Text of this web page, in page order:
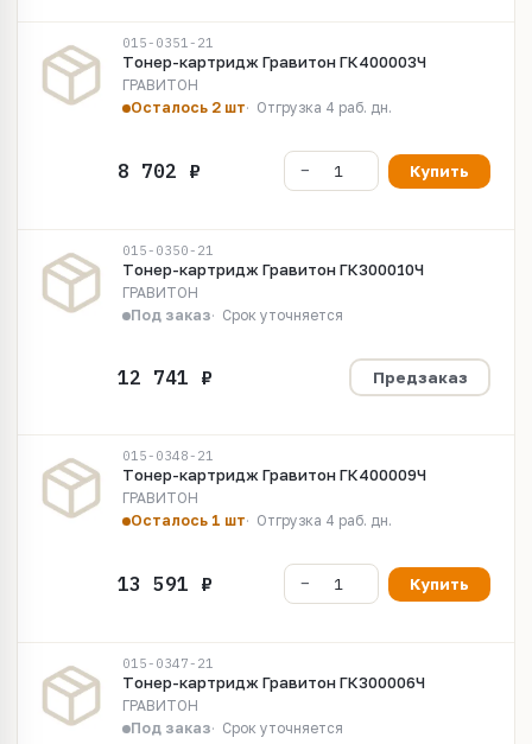
015-0351-21
Тoнep-кapтpидж Гравитон ГК400003Ч
ГРАВИТОН
Осталось 2 шт
Отгрузка 4 раб. дн.
Купить
015-0350-21
Тoнep-кapтpидж Гравитон ГК300010Ч
ГРАВИТОН
Под заказ
Срок уточняется
Предзаказ
015-0348-21
Тoнep-кapтpидж Гравитон ГК400009Ч
ГРАВИТОН
Осталось 1 шт
Отгрузка 4 раб. дн.
Купить
015-0347-21
Тoнep-кapтpидж Гравитон ГК300006Ч
ГРАВИТОН
Под заказ
Срок уточняется